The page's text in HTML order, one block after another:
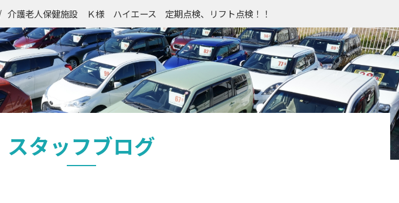
介護老人保健施設 Ｋ様 ハイエース 定期点検、リフト点検！！
スタッフブログ